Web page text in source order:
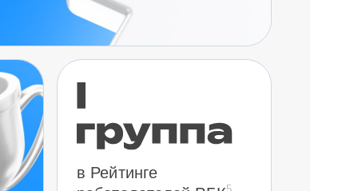
в Рейтинге